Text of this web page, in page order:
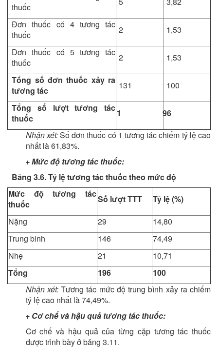
thuốc
Đơn thuốc có 4 tương tác
thuốc
2
1,53
Đơn thuốc có 5 tương tác
thuốc
2
1,53
Tổng số đơn thuốc xảy ra
tương tác
131
100
Tổng số lượt tương tác
thuốc
1
96
Nhận xét:Số đơn thuốc có 1 tương tác chiếm tỷ lệ cao
nhất là 61,83%.
+ Mức độ tương tác thuốc:
Bảng 3.6. Tỷ lệ tương tác thuốc theo mức độ
Mức độ tương tác
thuốc
Số lượt TTT
Tỷ lệ (%)
Nặng
29
14,80
Trung bình
146
74,49
Nhẹ
21
10,71
Tổng
196
100
Nhận xét:Tương tác mức độ trung bình xảy ra chiếm
tỷ lệ cao nhất là 74,49%.
+ Cơ chế và hậu quả tương tác thuốc:
Cơ chế và hậu quả của từng cặp tương tác thuốc
được trình bày ở bảng 3.11.